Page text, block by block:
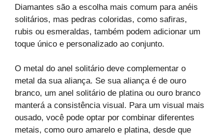
Diamantes são a escolha mais comum para anéis
solitários, mas pedras coloridas, como safiras,
rubis ou esmeraldas, também podem adicionar um
toque único e personalizado ao conjunto.
O metal do anel solitário deve complementar o
metal da sua aliança. Se sua aliança é de ouro
branco, um anel solitário de platina ou ouro branco
manterá a consistência visual. Para um visual mais
ousado, você pode optar por combinar diferentes
metais, como ouro amarelo e platina, desde que